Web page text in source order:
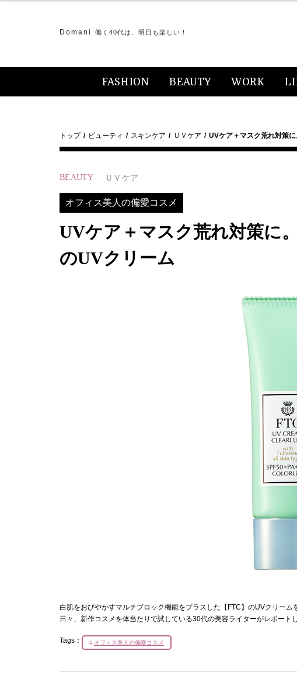
Domani 働く40代は、明日も楽しい！
FASHION BEAUTY WORK
トップ ビューティ スキンケア ＵＶケア UVケア＋マスク荒れ対策
BEAUTY ＵＶケア
オフィス美人の偏愛コスメ
UVケア＋マスク荒れ対策に
のUVクリーム
白肌をおびやかすマルチブロック機能をプラスした【FTC】のUVクリー
日々、新作コスメを体当たりで試している30代の美容ライターがレポートし
Tags： オフィス美人の偏愛コスメ